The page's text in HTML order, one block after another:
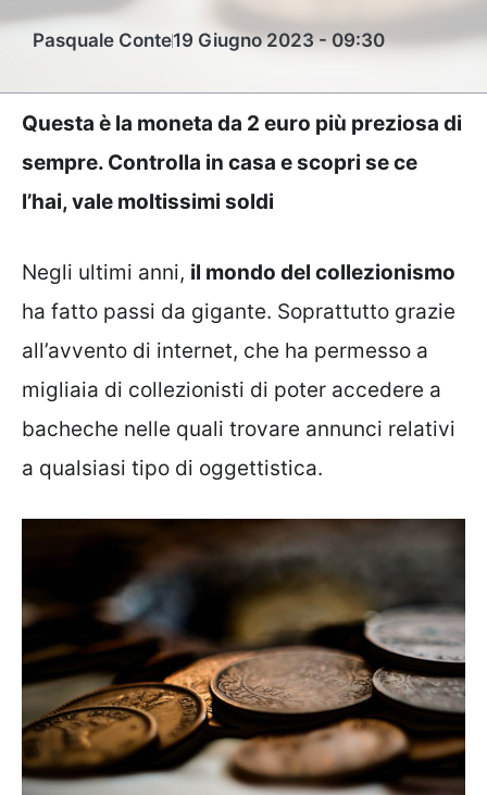
Pasquale Conte19 Giugno 2023 - 09:30
Questa è la moneta da 2 euro più preziosa di
sempre. Controlla in casa e scopri se ce
l’hai, vale moltissimi soldi
Negli ultimi anni, il mondo del collezionismo
ha fatto passi da gigante. Soprattutto grazie
all’avvento di internet, che ha permesso a
migliaia di collezionisti di poter accedere a
bacheche nelle quali trovare annunci relativi
a qualsiasi tipo di oggettistica.